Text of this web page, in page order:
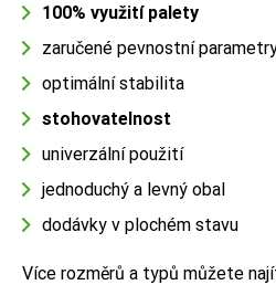
100% využití palety
zaručené pevnostní
optimální stabilita
stohovatelnost
univerzální použití
jednoduchý a levný obal
dodávky v plochém stavu
Více rozměrů a typů můžete